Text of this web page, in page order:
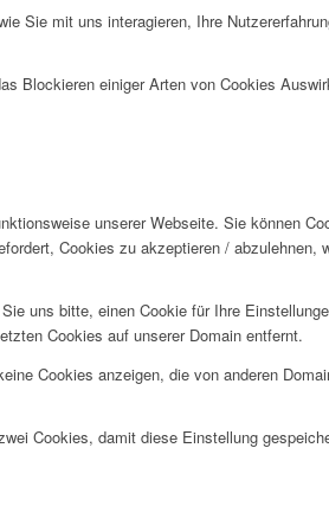
Sie mit uns interagieren, Ihre
Blockieren einiger Arten von Cookies
unserer Webseite. Sie können
Cookies zu akzeptieren / abzulehnen,
uns bitte, einen Cookie für Ihre
Cookies auf unserer Domain entfernt.
Cookies anzeigen, die von anderen
Cookies, damit diese Einstellung